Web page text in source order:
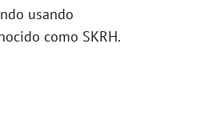
usando
como SKRH.